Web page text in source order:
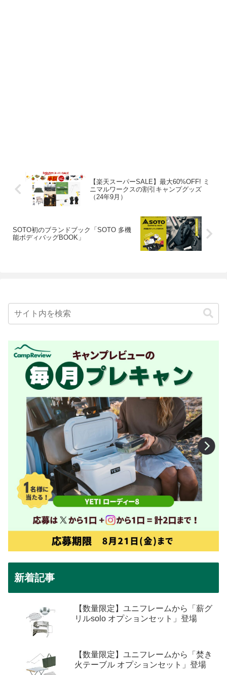
【楽天スーパーSALE】最大60%OFF! ミ
ニマルワークスの割引キャンプグッズ
（24年9月）
SOTO初のブランドブック「SOTO 多機
能ボディバッグBOOK」
新着記事
【数量限定】ユニフレームから「薪グ
リルsolo オプションセット」登場
【数量限定】ユニフレームから「焚き
火テーブル オプションセット」登場